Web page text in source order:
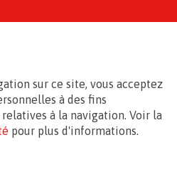
sur ce site, vous acceptez
à des fins
à la navigation. Voir la
pour plus d'informations.